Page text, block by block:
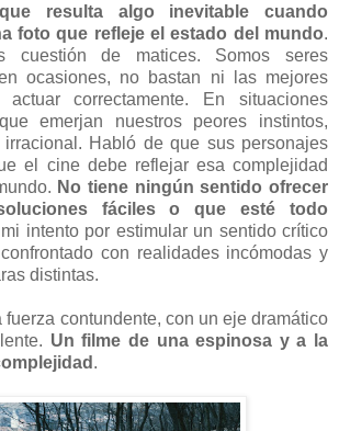
resulta algo inevitable cuando
foto que refleje el estado del mundo.
de matices. Somos seres
ocasiones, no bastan ni las mejores
actuar correctamente. En situaciones
emerjan nuestros peores instintos,
Habló de que sus personajes
el cine debe reflejar esa complejidad
No tiene ningún sentido ofrecer
fáciles o que esté todo
intento por estimular un sentido crítico
con realidades incómodas y
distintas.
fuerza contundente, con un eje dramático
Un filme de una espinosa y a la
.